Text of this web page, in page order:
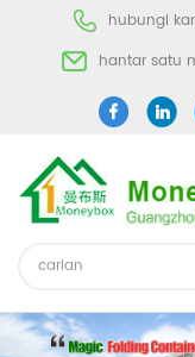
hubungi
hantar satu